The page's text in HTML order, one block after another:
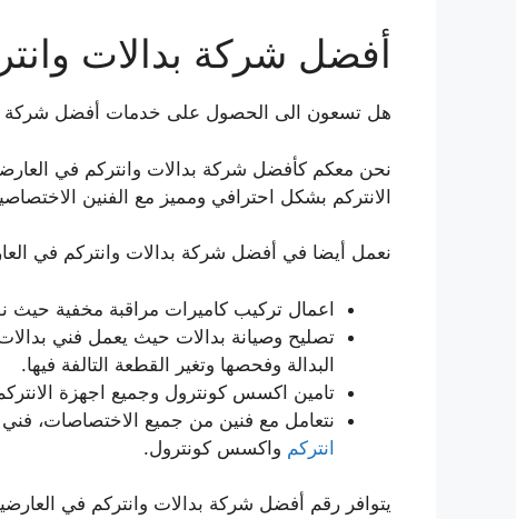
أفضل شركة بدالات
هل تسعون الى الحصول على خدمات أفضل شركة
نحن معكم كأفضل شركة بدالات وانتركم في
الانتركم بشكل احترافي ومميز مع الفنين
نعمل أيضا في أفضل شركة بدالات وانتركم في
اعمال تركيب كاميرات مراقبة مخفية حيث
تصليح وصيانة بدالات حيث يعمل فني
البدالة وفحصها وتغير القطعة التالفة فيها.
تامين اكسس كونترول وجميع اجهزة الانتركم
نتعامل مع فنين من جميع الاختصاصات، فني
انتركم واكسس كونترول.
يتوافر رقم أفضل شركة بدالات وانتركم في